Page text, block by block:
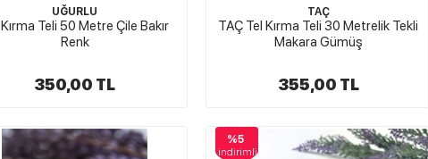
UĞURLU
Teli 50 Metre Çile Bakır
Renk
350,00 TL
TAÇ
TAÇ Tel Kırma Teli 30 Metrelik Tekli
Makara Gümüş
355,00 TL
%5
indirimli